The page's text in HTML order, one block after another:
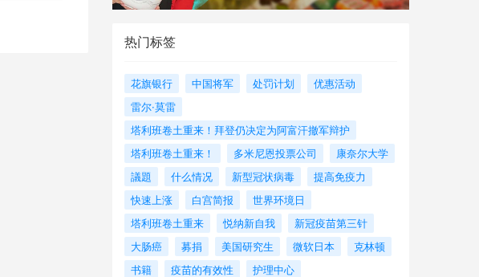
热门标签
花旗银行 中国将军 处罚计划
优惠活动
雷尔·莫雷
塔利班卷土重来！拜登仍决定为阿富汗撤军辩护
塔利班卷土重来！
多米尼恩投票公司
康奈尔大学
議題
什么情况 新型冠状病毒
提高免疫力
快速上涨
白宫简报
世界环境日
塔利班卷土重来
悦纳新自我
新冠疫苗第三针
大肠癌
募捐 美国研究生 微软日本
克林顿
书籍
疫苗的有效性
护理中心